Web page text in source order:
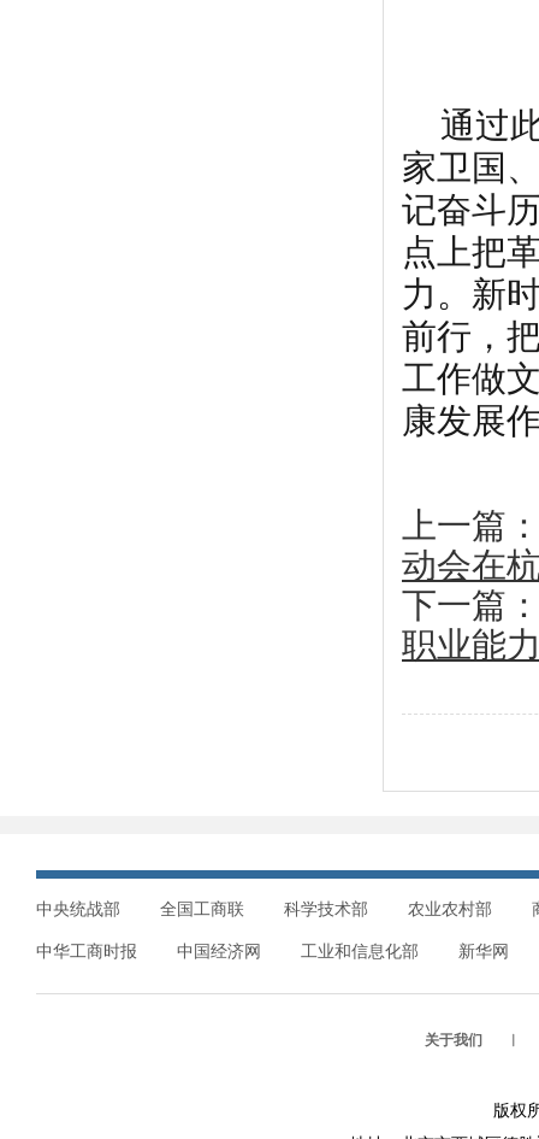
通过
家卫国
记奋斗
点上把
力。新
前行，
工作做
康发展
上一篇
动会在
下一篇
职业能
中央统战部 全国工商联 科学技术部 农业农村部
中华工商时报 中国经济网 工业和信息化部 新华网
关于我们 ︱
版权